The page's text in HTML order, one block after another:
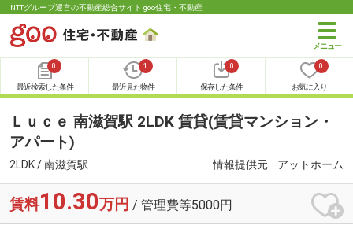
NTTグループ運営の不動産総合サイト goo住宅・不動産
0
最近検索した条件
1
最近見た物件
0
保存した条件
0
お気に入り
Ｌｕｃｅ 南滋賀駅 2LDK 賃貸(賃貸マンション・
アパート)
2LDK / 南滋賀駅 情報提供元 アットホーム
賃料10.30万円 / 管理費等5000円